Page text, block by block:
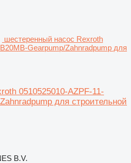
шестеренный насос Rexroth
Gearpump/Zahnradpump для
0510525010-AZPF-11-
для строительной
B.V.